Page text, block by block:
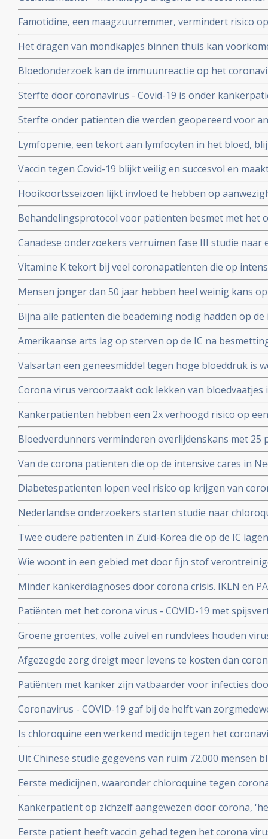
coronavirus - Covid-19 te verminderen. Blijkt uit grote
Famotidine, een maagzuurremmer, vermindert risico
COVID-19, en voorkomt dat er mechanisch beademd
onder 1000 coronapatienten
Het dragen van mondkapjes binnen thuis kan
besmet worden met het coronavirus - COVID-19 blijkt
Bloedonderzoek kan de immuunreactie op het
volgen en voorspellen hoe de ziekte zich zal
Sterfte door coronavirus - Covid-19 is onder
met mensen zonder kanker maar voor extra risico
bewijs. Blijkt uit grote internationale studie.
Sterfte onder patienten die werden geopereerd voor
beduidend hoger bij mensen die vooraf of binnen een
met het coronavirus - Covid-19 blijkt uit grote
Lymfopenie, een tekort aan lymfocyten in het bloed,
ernst van klachten en sterfterisico bij patienten
19
Vaccin tegen Covid-19 blijkt veilig en succesvol en
van de 108 deelnemers aan Chinese studie
Hooikoortsseizoen lijkt invloed te hebben op
virus (COVID-19) blijkt uit studie van Erasmus MC
Behandelingsprotocol voor patienten besmet met het
combinatie van corticosteroïden, hoge dosis
bloedverdunners blijkt succesvolle aanpak
Canadese onderzoekers verruimen fase III studie
dosis vitamine C bij sepsis met opnemen van patienten
studieprotocol
Vitamine K tekort bij veel coronapatienten die op
en beademing nodig hadden blijkt uit Nederlands
Mensen jonger dan 50 jaar hebben heel weinig kans
met het coronavirus, blijkt uit onderzoek van de
Bijna alle patienten die beademing nodig hadden op
Yorkse ziekenhuizen overleden (88 procent).
waren de belangrijkste factoren
Amerikaanse arts lag op sterven op de IC na
infusen met hoge dosis vitamine C redde zijn leven
Valsartan een geneesmiddel tegen hoge bloeddruk is
het corona virus. Nederlandse onderzoekers aan de
gerandomiseerd onderzoek. ]
Corona virus veroorzaakt ook lekken van
de ACE2-receptoren en maakt dit corona virus nog
onderzoekers aan de Radboud universiteit
Kankerpatienten hebben een 2x verhoogd risico op
virus blijkt uit studie in Wujang. Waarschijnlijk doordat
Bloedverdunners verminderen overlijdenskans met
corona virus die een SOHA score - sepsis-
hadden bij opname op de Intensive Care
Van de corona patienten die op de intensive cares in
32 procent mensen met ernstig overgewicht en
Diabetespatienten lopen veel risico op krijgen van
eerste Nederlandse onderzoek onder 100 patienten.
Nederlandse onderzoekers starten studie naar
patienten die besmet zijn met het coronavirus - COVID-
Twee oudere patienten in Zuid-Korea die op de IC
corona virus door bloedplasma behandeling van
Wie woont in een gebied met door fijn stof
groter risico op overlijden aan corona virus in
zuiverder lucht
Minder kankerdiagnoses door corona crisis. IKLN en
effecten op langere termijn schrijven zij in een brief.
Patiënten met het corona virus - COVID-19 met
slechtere prognose om te overleven dan patiënten
Groene groentes, volle zuivel en rundvlees houden
blijkt uit studie van kinderarts Ellen van der Gaag. En
virus (COVID-19)
Afgezegde zorg dreigt meer levens te kosten dan
van Gupta Strategists, een adviesbureau gericht op de
Patiënten met kanker zijn vatbaarder voor infecties
(beenmergonderdrukking) veroorzaakt door hun
overleden daardoor relatief meer kankerpatienten
Coronavirus - COVID-19 gaf bij de helft van
verkoudheid en geen koorts en zij bleven gewoon
onderzoek bij 86 zorgmedewerkers
Is chloroquine een werkend medicijn tegen het
wel op. Hier een paar studies
Uit Chinese studie gegevens van ruim 72.000 mensen
mensen besmet met het corona virus - Covid-19
herstelt
Eerste medicijnen, waaronder chloroquine tegen
uitstekend te werken. 80 procent minder virus in bloed,
onderzoekers
Kankerpatiënt op zichzelf aangewezen door corona,
NOS in een artikel
Eerste patient heeft vaccin gehad tegen het corona